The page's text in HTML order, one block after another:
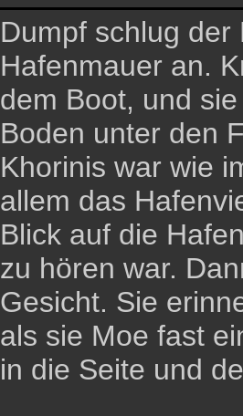
Dumpf schlug
Hafenmauer an.
dem Boot, und
Boden unter den
Khorinis war wie
allem das
Blick auf die
zu hören war.
Gesicht. Sie
als sie Moe fast
in die Seite und